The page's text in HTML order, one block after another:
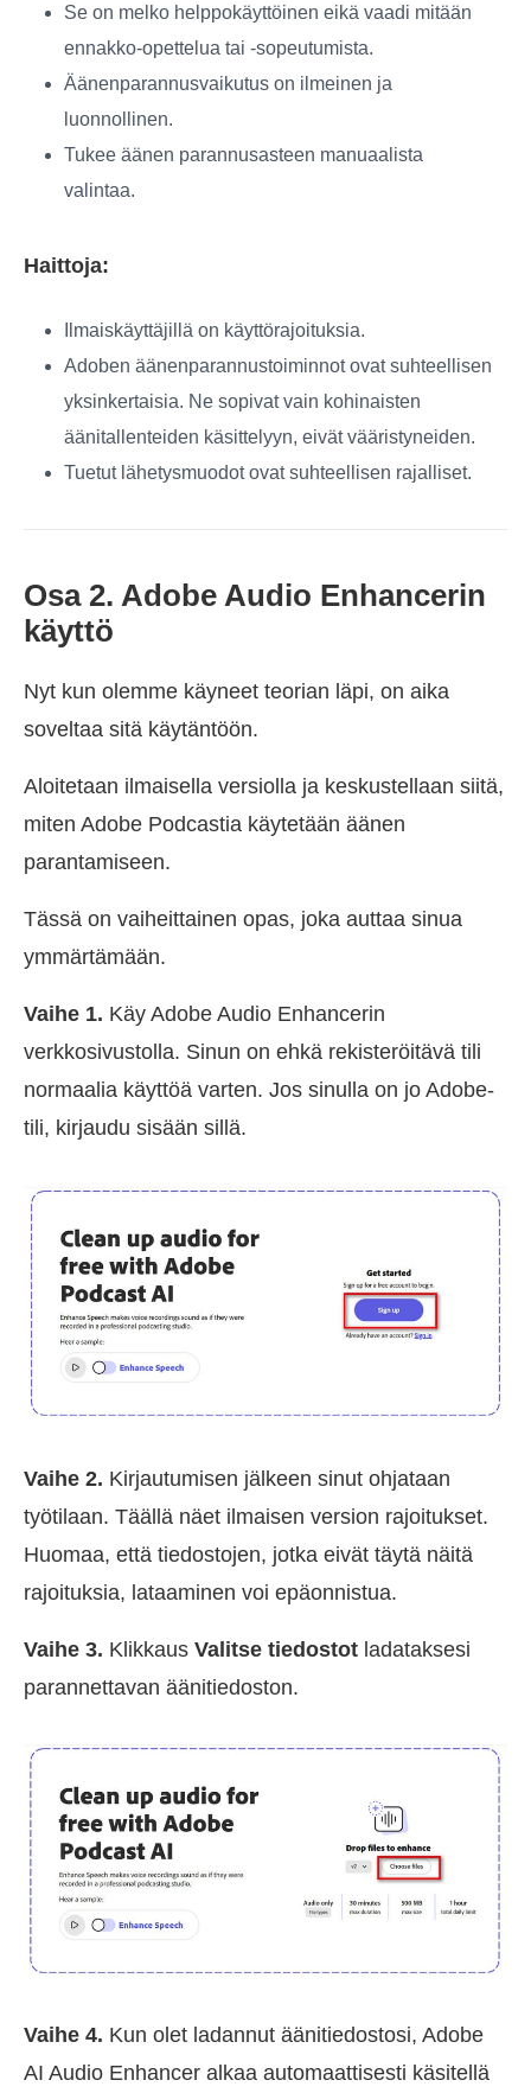
Se on melko helppokäyttöinen eikä vaadi mitään
ennakko-opettelua tai -sopeutumista.
Äänenparannusvaikutus on ilmeinen ja
luonnollinen.
Tukee äänen parannusasteen manuaalista
valintaa.
Haittoja:
Ilmaiskäyttäjillä on käyttörajoituksia.
Adoben äänenparannustoiminnot ovat suhteellisen
yksinkertaisia. Ne sopivat vain kohinaisten
äänitallenteiden käsittelyyn, eivät vääristyneiden.
Tuetut lähetysmuodot ovat suhteellisen rajalliset.
Osa 2. Adobe Audio Enhancerin
käyttö
Nyt kun olemme käyneet teorian läpi, on aika
soveltaa sitä käytäntöön.
Aloitetaan ilmaisella versiolla ja keskustellaan siitä,
miten Adobe Podcastia käytetään äänen
parantamiseen.
Tässä on vaiheittainen opas, joka auttaa sinua
ymmärtämään.
Vaihe 1. Käy Adobe Audio Enhancerin
verkkosivustolla. Sinun on ehkä rekisteröitävä tili
normaalia käyttöä varten. Jos sinulla on jo Adobe-
tili, kirjaudu sisään sillä.
Vaihe 2. Kirjautumisen jälkeen sinut ohjataan
työtilaan. Täällä näet ilmaisen version rajoitukset.
Huomaa, että tiedostojen, jotka eivät täytä näitä
rajoituksia, lataaminen voi epäonnistua.
Vaihe 3. Klikkaus Valitse tiedostot ladataksesi
parannettavan äänitiedoston.
Vaihe 4. Kun olet ladannut äänitiedostosi, Adobe
AI Audio Enhancer alkaa automaattisesti käsitellä